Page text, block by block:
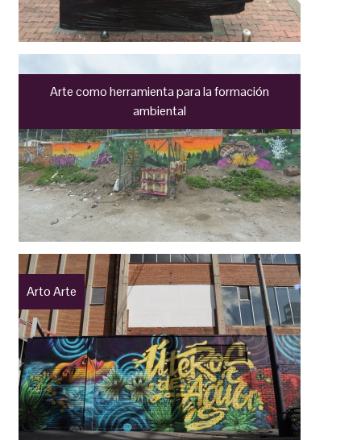
Arte como herramienta para la formación
ambiental
Arto Arte